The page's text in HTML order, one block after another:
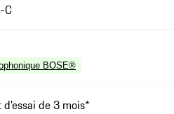
C
BOSE®
de 3 mois*